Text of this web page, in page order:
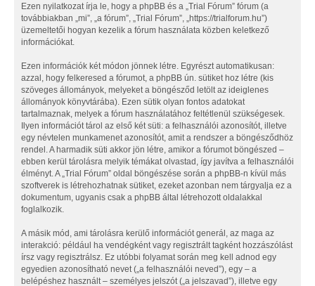
Ezen nyilatkozat írja le, hogy a phpBB és a „Trial Fórum” fórum (a
továbbiakban „mi”, „a fórum”, „Trial Fórum”, „https://trialforum.hu”)
üzemeltetői hogyan kezelik a fórum használata közben keletkező
információkat.
Ezen információk két módon jönnek létre. Egyrészt automatikusan:
azzal, hogy felkeresed a fórumot, a phpBB ún. sütiket hoz létre (kis
szöveges állományok, melyeket a böngésződ letölt az ideiglenes
állományok könyvtárába). Ezen sütik olyan fontos adatokat
tartalmaznak, melyek a fórum használatához feltétlenül szükségesek.
Ilyen információt tárol az első két süti: a felhasználói azonosítót, illetve
egy névtelen munkamenet azonosítót, amit a rendszer a böngésződhöz
rendel. A harmadik süti akkor jön létre, amikor a fórumot böngészed –
ebben kerül tárolásra melyik témákat olvastad, így javítva a felhasználói
élményt. A „Trial Fórum” oldal böngészése során a phpBB-n kívül más
szoftverek is létrehozhatnak sütiket, ezeket azonban nem tárgyalja ez a
dokumentum, ugyanis csak a phpBB által létrehozott oldalakkal
foglalkozik.
A másik mód, ami tárolásra kerülő információt generál, az maga az
interakció: például ha vendégként vagy regisztrált tagként hozzászólást
írsz vagy regisztrálsz. Ez utóbbi folyamat során meg kell adnod egy
egyedien azonosítható nevet („a felhasználói neved”), egy – a
belépéshez használt – személyes jelszót („a jelszavad”), illetve egy